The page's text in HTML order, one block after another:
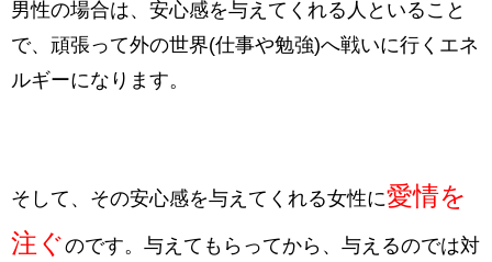
男性の場合は、安心感を与えてくれる人といること
で、頑張って外の世界(仕事や勉強)へ戦いに行くエネ
ルギーになります。
そして、その安心感を与えてくれる女性に愛情を
注ぐのです。与えてもらってから、与えるのでは対